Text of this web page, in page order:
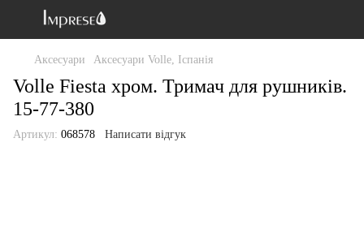
Аксесуари Аксесуари Volle, Іспанія
Volle Fiesta хром. Тримач для рушників.
15-77-380
Артикул: 068578 Написати відгук